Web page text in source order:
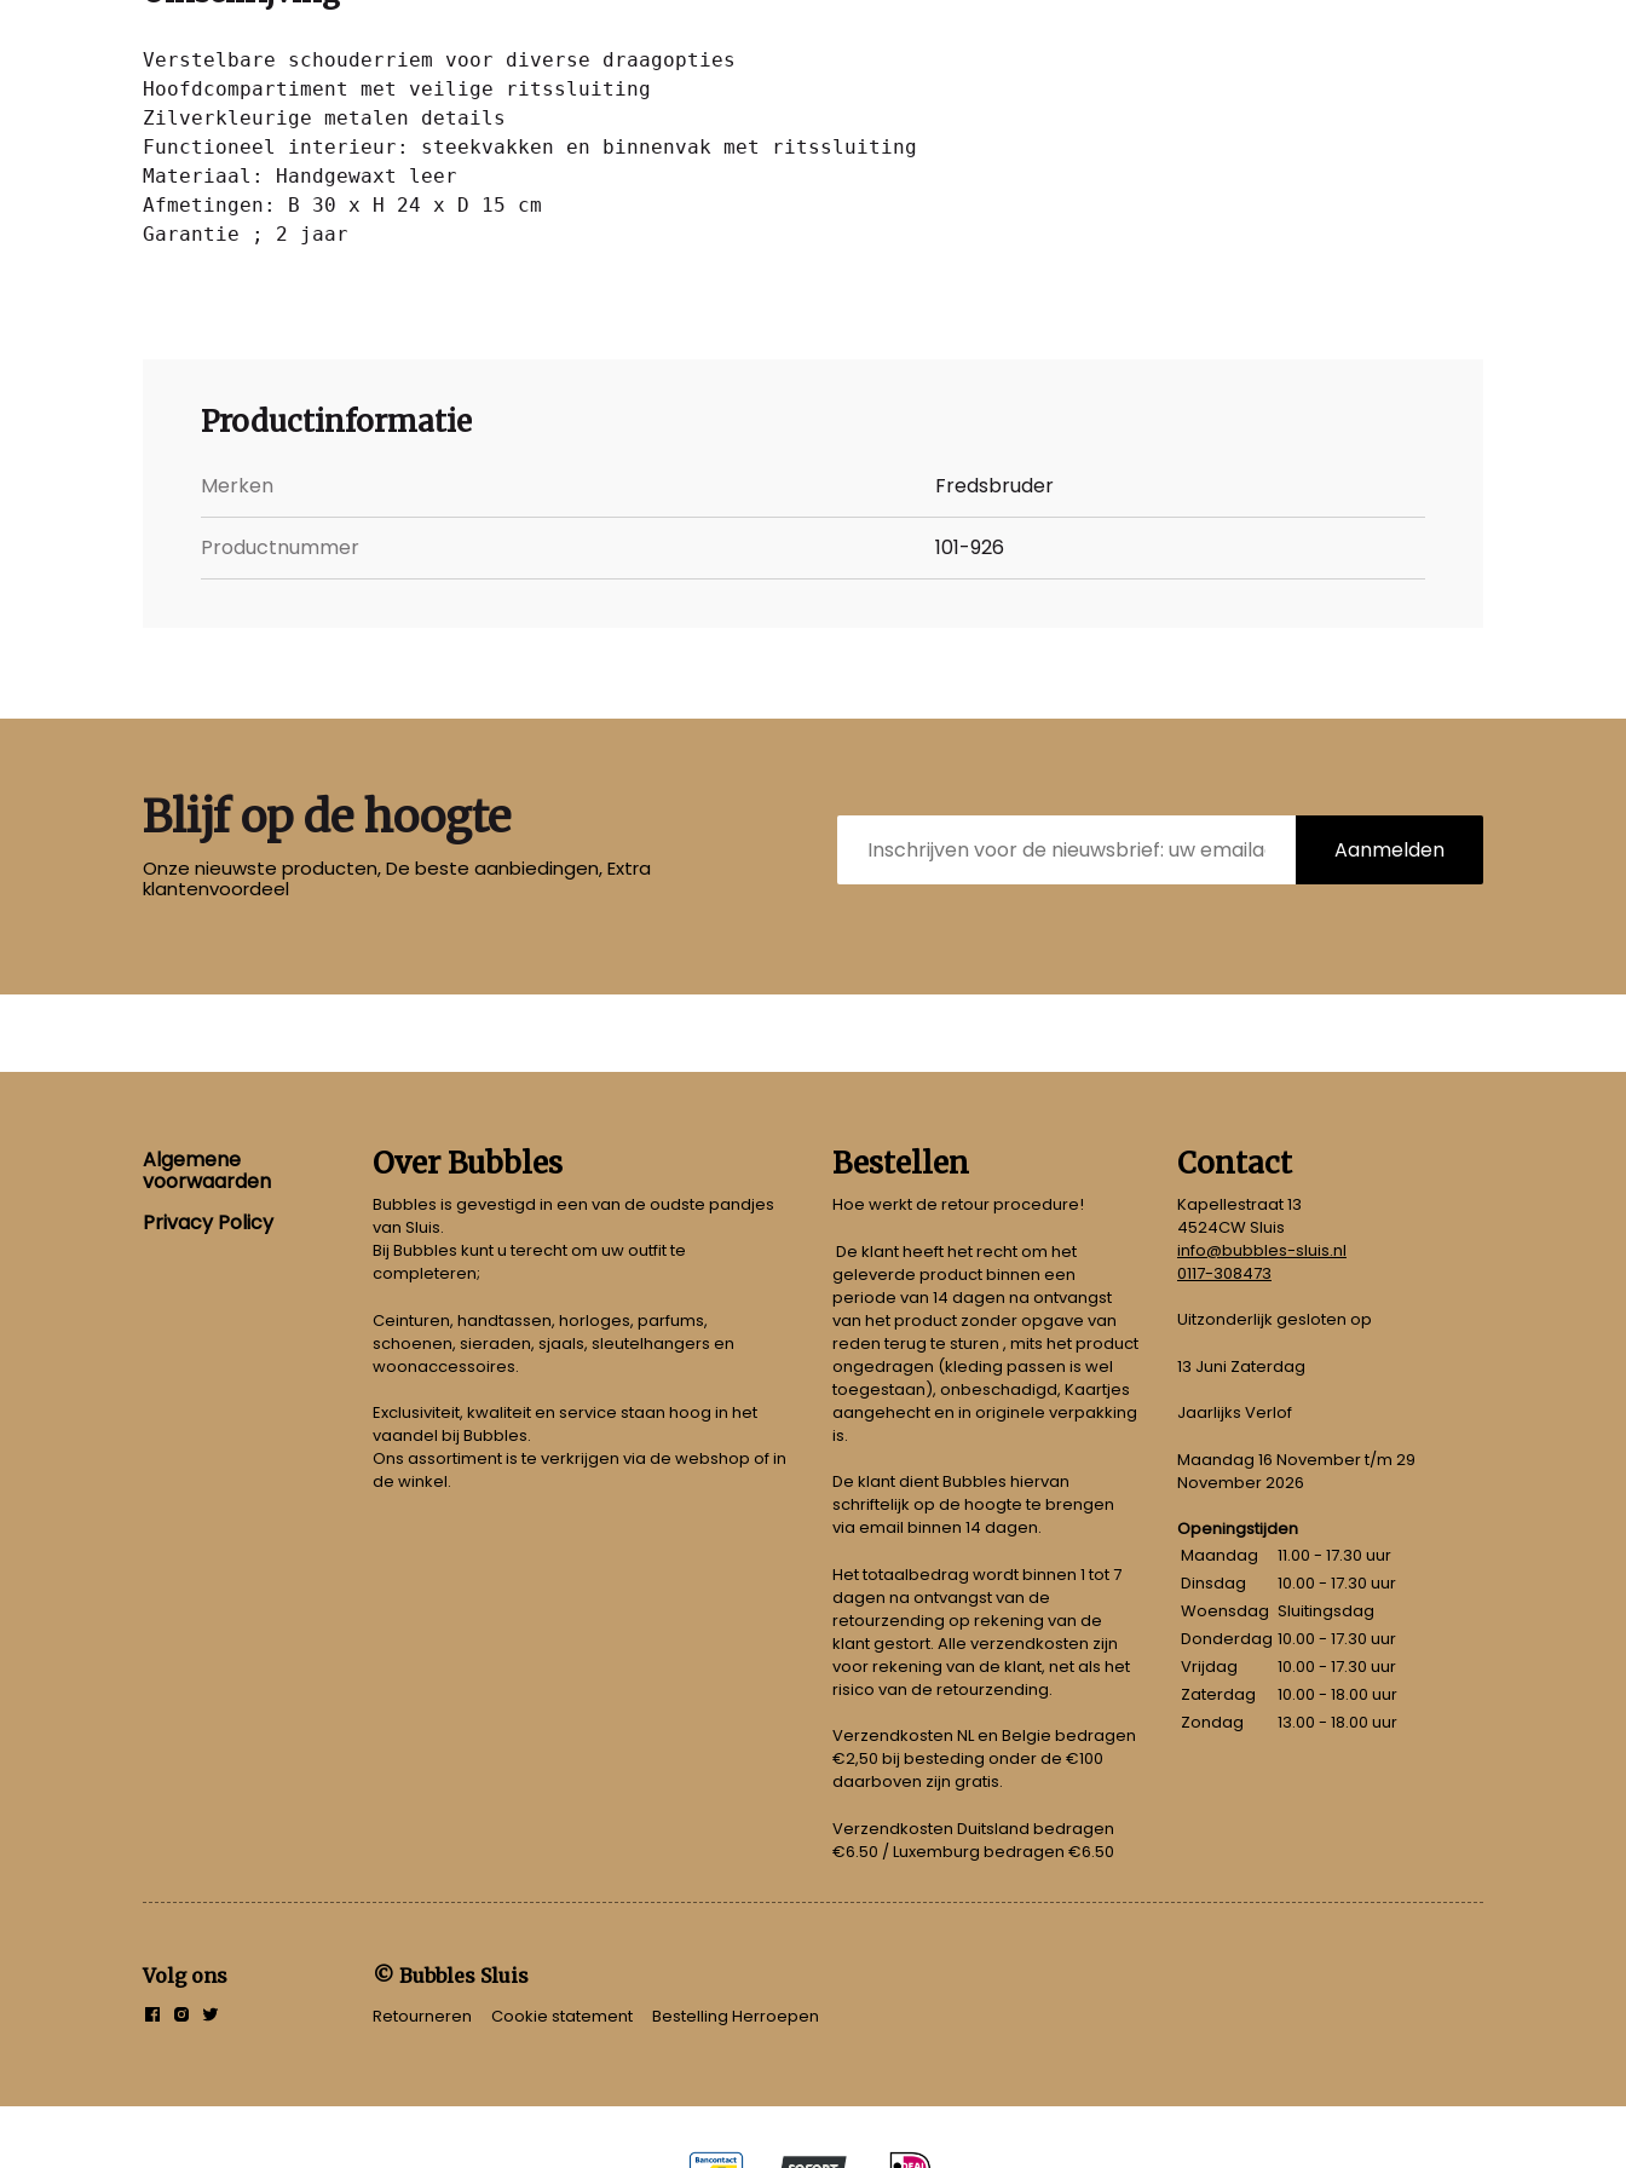
Verstelbare schouderriem voor diverse draagopties
Hoofdcompartiment met veilige ritssluiting
Zilverkleurige metalen details
Functioneel interieur: steekvakken en binnenvak met ritssluiting
Materiaal: Handgewaxt leer
Afmetingen: B 30 x H 24 x D 15 cm
Garantie ; 2 jaar
Productinformatie
Merken Fredsbruder
Productnummer 101-926
Blijf op de hoogte
Onze nieuwste producten, De beste aanbiedingen, Extra
klantenvoordeel
E-
mailadres Aanmelden
Footer
Algemene
voorwaarden
Privacy Policy
Over Bubbles
Bubbles is gevestigd in een van de oudste pandjes
van Sluis.
Bij Bubbles kunt u terecht om uw outfit te
completeren;
Ceinturen, handtassen, horloges, parfums,
schoenen, sieraden, sjaals, sleutelhangers en
woonaccessoires.
Exclusiviteit, kwaliteit en service staan hoog in het
vaandel bij Bubbles.
Ons assortiment is te verkrijgen via de webshop of in
de winkel.
Bestellen
Hoe werkt de retour procedure!
De klant heeft het recht om het
geleverde product binnen een
periode van 14 dagen na ontvangst
van het product zonder opgave van
reden terug te sturen , mits het product
ongedragen (kleding passen is wel
toegestaan), onbeschadigd, Kaartjes
aangehecht en in originele verpakking
is.
De klant dient Bubbles hiervan
schriftelijk op de hoogte te brengen
via email binnen 14 dagen.
Het totaalbedrag wordt binnen 1 tot 7
dagen na ontvangst van de
retourzending op rekening van de
klant gestort. Alle verzendkosten zijn
voor rekening van de klant, net als het
risico van de retourzending.
Verzendkosten NL en Belgie bedragen
€2,50 bij besteding onder de €100
daarboven zijn gratis.
Verzendkosten Duitsland bedragen
€6.50 / Luxemburg bedragen €6.50
Contact
Kapellestraat 13
4524CW Sluis
info@bubbles-sluis.nl
0117-308473
Uitzonderlijk gesloten op
13 Juni Zaterdag
Jaarlijks Verlof
Maandag 16 November t/m 29
November 2026
Openingstijden
Maandag
11.00 - 17.30 uur
Dinsdag
10.00 - 17.30 uur
Woensdag Sluitingsdag
Donderdag 10.00 - 17.30 uur
Vrijdag
10.00 - 17.30 uur
Zaterdag
10.00 - 18.00 uur
Zondag
13.00 - 18.00 uur
Volg ons © Bubbles Sluis
Retourneren Cookie statement Bestelling Herroepen